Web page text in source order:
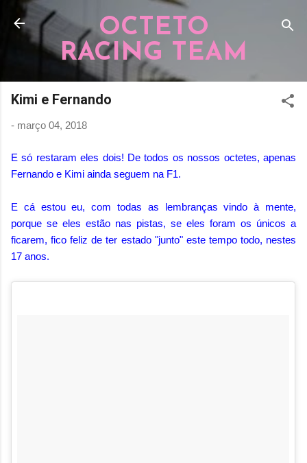
Pular para o conteúdo principal
OCTETO
RACING TEAM
Kimi e Fernando
- março 04, 2018
E só restaram eles dois! De todos os nossos octetes, apenas
Fernando e Kimi ainda seguem na F1.
E cá estou eu, com todas as lembranças vindo à mente,
porque se eles estão nas pistas, se eles foram os únicos a
ficarem, fico feliz de ter estado "junto" este tempo todo, nestes
17 anos.